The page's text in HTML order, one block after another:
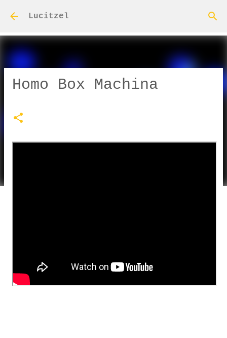
Ir al contenido principal
Lucitzel
Homo Box Machina